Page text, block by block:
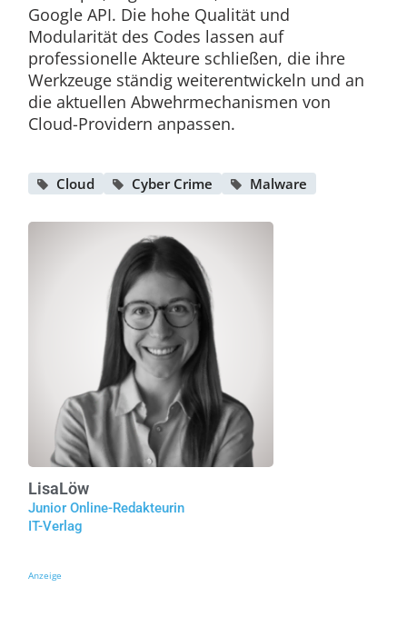
Google API. Die hohe Qualität und
Modularität des Codes lassen auf
professionelle Akteure schließen, die ihre
Werkzeuge ständig weiterentwickeln und an
die aktuellen Abwehrmechanismen von
Cloud-Providern anpassen.
Cloud Cyber Crime Malware
LisaLöw
Junior Online-Redakteurin
IT-Verlag
Anzeige